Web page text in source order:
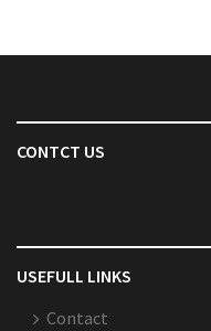
CONTCT US
USEFULL LINKS
Contact